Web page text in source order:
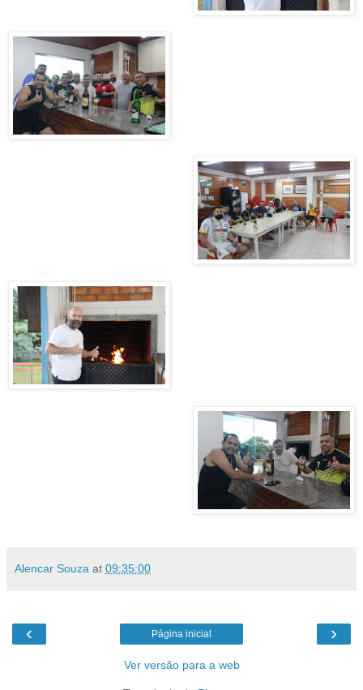
Alencar Souza at 09:35:00
‹ ›
Página inicial
Ver versão para a web